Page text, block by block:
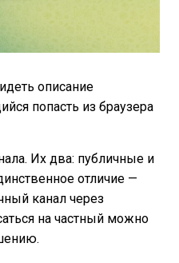
описание
попасть из браузера
Их два: публичные и
отличие —
канал через
на частный можно